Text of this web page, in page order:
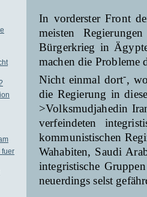
fuer
In vorderster Front
meisten
Bürgerkrieg in
machen die Probleme
Nicht einmal dort-,
die Regierung in
>Volksmudjahedin
verfeindeten
kommunistischen
Wahabiten, Saudi
integristische
neuerdings selst